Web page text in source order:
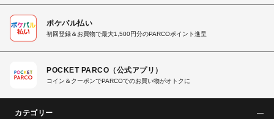
ポケパル払い
初回登録＆お買物で最大1,500円分のPARCOポイント進呈
POCKET PARCO（公式アプリ）
コイン＆クーポンでPARCOでのお買い物がオトクに
カテゴリー